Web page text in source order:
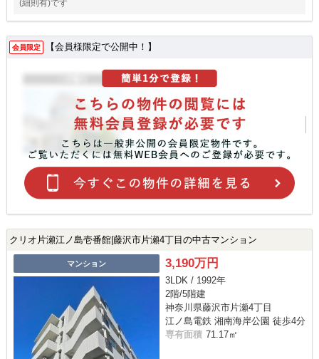
(細則有)です
会員限定 【会員様限定で公開中！】
クリオ片瀬江ノ島壱番館|藤沢市片瀬4丁目の中古マンション
マンション 3,190万円
3LDK / 1992年
2階/5階建
神奈川県藤沢市片瀬4丁目
江ノ島電鉄 湘南海岸公園 徒歩4分
専有面積 71.17㎡